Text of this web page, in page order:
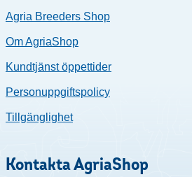
Agria Breeders Shop
Om AgriaShop
Kundtjänst öppettider
Personuppgiftspolicy
Tillgänglighet
Kontakta AgriaShop